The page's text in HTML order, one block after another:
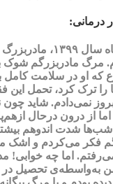
درمانی:
متأسفانه در اسفندماه
مرگ مادربزرگم شوک
که او در سلامت کامل
را ترک کرد، تحمل این
نمی‌دادم. شاید چون
اما از درون درحال
شدت اندوهم
فکر می‌کردم و
اما چه خوابی!
به‌واسطه‌ی تحصیل